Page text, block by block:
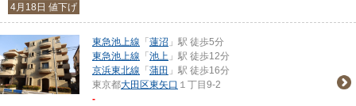
4月18日 値下げ
東急池上線 「 蓮沼 」駅 徒歩5分
東急池上線 「 池上 」駅 徒歩12分
京浜東北線 「 蒲田 」駅 徒歩16分
東京都大田区東矢口 １丁目9-2
-